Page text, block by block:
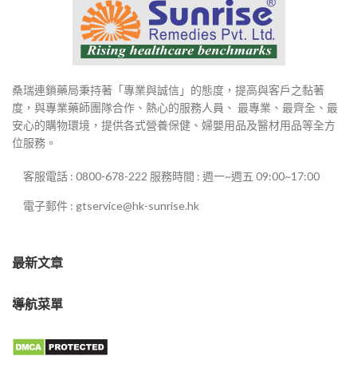
桑瑞連鎖藥局秉持著「專業與誠信」的態度，提高與客戶之黏著
度，與專業藥師團隊合作、熱心的服務人員、 最專業、最齊全、最
安心的購物環境，提供各式營養保健、婦嬰用品及醫材用品等全方
位服務。
客服電話 : 0800-678-222 服務時間 : 週一~週五 09:00~17:00
電子郵件 : gtservice@hk-sunrise.hk
最新文章
導航菜單